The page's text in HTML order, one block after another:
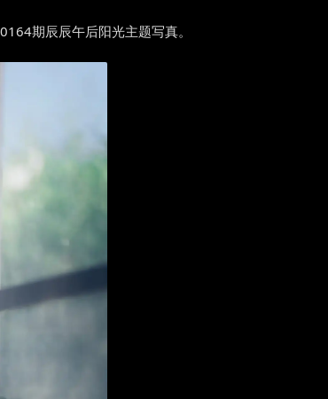
期辰辰午后阳光主题写真。